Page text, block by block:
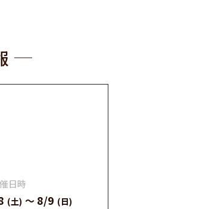
⽇時
(土) ～ 8/9 (日)